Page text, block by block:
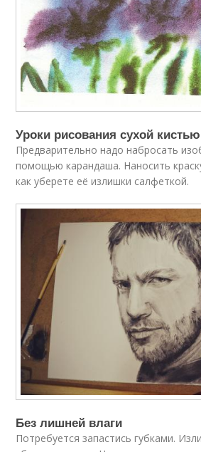
Уроки рисования сухой кистью
Предварительно надо набросать
помощью карандаша. Наносить
как уберете её излишки салфеткой.
Без лишней влаги
Потребуется запастись губками.